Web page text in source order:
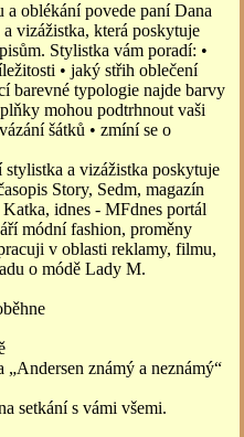
a oblékání povede paní Dana
vizážistka, která poskytuje
Stylistka vám poradí: •
• jaký střih oblečení
barevné typologie najde barvy
mohou podtrhnout vaši
šátků • zmíní se o
a vizážistka poskytuje
Story, Sedm, magazín
idnes - MFdnes portál
módní fashion, proměny
v oblasti reklamy, filmu,
o módě Lady M.
„Andersen známý a neznámý“
setkání s vámi všemi.